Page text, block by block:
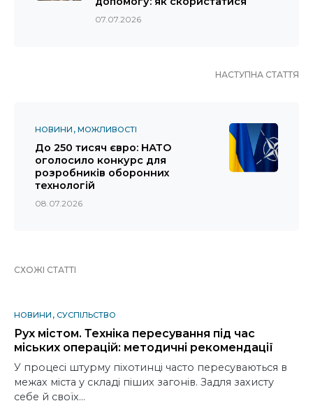
07.07.2026
НАСТУПНА СТАТТЯ
НОВИНИ МОЖЛИВОСТІ
До 250 тисяч євро: НАТО
оголосило конкурс для
розробників оборонних
технологій
08.07.2026
СХОЖІ СТАТТІ
НОВИНИ СУСПІЛЬСТВО
Рух містом. Техніка пересування під час
міських операцій: методичні рекомендації
У процесі штурму піхотинці часто пересуваються в
межах міста у складі піших загонів. Задля захисту
себе й своїх…